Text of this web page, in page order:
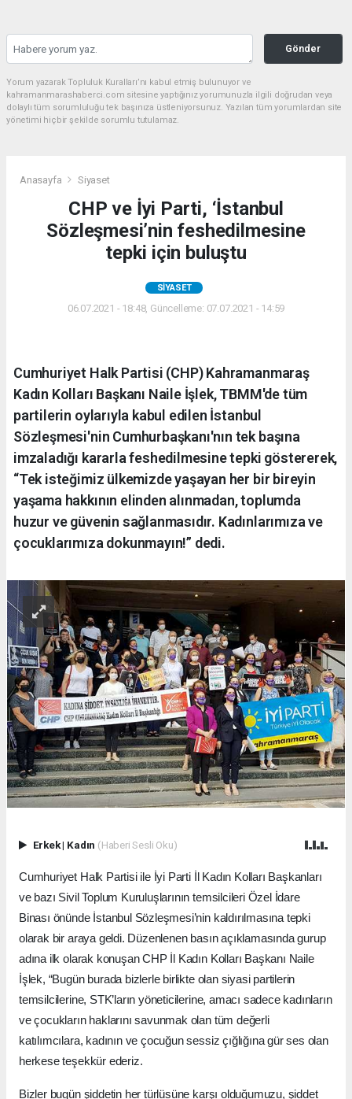
Gönder
Yorum yazarak Topluluk Kuralları’nı kabul etmiş bulunuyor ve
kahramanmarashaberci.com sitesine yaptığınız yorumunuzla ilgili doğrudan veya
dolaylı tüm sorumluluğu tek başınıza üstleniyorsunuz. Yazılan tüm yorumlardan site
yönetimi hiçbir şekilde sorumlu tutulamaz.
Anasayfa Siyaset
CHP ve İyi Parti, ‘İstanbul
Sözleşmesi’nin feshedilmesine
tepki için buluştu
SIYASET
06.07.2021 - 18:48, Güncelleme: 07.07.2021 - 14:59
Cumhuriyet Halk Partisi (CHP) Kahramanmaraş
Kadın Kolları Başkanı Naile İşlek, TBMM'de tüm
partilerin oylarıyla kabul edilen İstanbul
Sözleşmesi'nin Cumhurbaşkanı'nın tek başına
imzaladığı kararla feshedilmesine tepki göstererek,
“Tek isteğimiz ülkemizde yaşayan her bir bireyin
yaşama hakkının elinden alınmadan, toplumda
huzur ve güvenin sağlanmasıdır. Kadınlarımıza ve
çocuklarımıza dokunmayın!” dedi.
Erkek| Kadın (Haberi Sesli Oku)
Cumhuriyet Halk Partisi ile İyi Parti İl Kadın Kolları Başkanları
ve bazı Sivil Toplum Kuruluşlarının temsilcileri Özel İdare
Binası önünde İstanbul Sözleşmesi’nin kaldırılmasına tepki
olarak bir araya geldi. Düzenlenen basın açıklamasında gurup
adına ilk olarak konuşan CHP İl Kadın Kolları Başkanı Naile
İşlek, “Bugün burada bizlerle birlikte olan siyasi partilerin
temsilcilerine, STK’ların yöneticilerine, amacı sadece kadınların
ve çocukların haklarını savunmak olan tüm değerli
katılımcılara, kadının ve çocuğun sessiz çığlığına gür ses olan
herkese teşekkür ederiz.
Bizler bugün şiddetin her türlüsüne karşı olduğumuzu, şiddet